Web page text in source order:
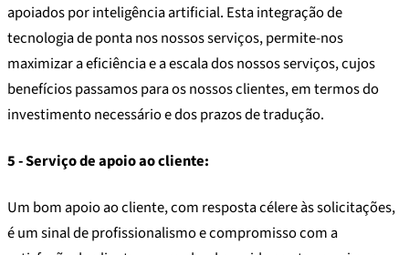
apoiados por inteligência artificial. Esta integração de
tecnologia de ponta nos nossos serviços, permite-nos
maximizar a eficiência e a escala dos nossos serviços, cujos
benefícios passamos para os nossos clientes, em termos do
investimento necessário e dos prazos de tradução.
5 - Serviço de apoio ao cliente:
Um bom apoio ao cliente, com resposta célere às solicitações,
é um sinal de profissionalismo e compromisso com a